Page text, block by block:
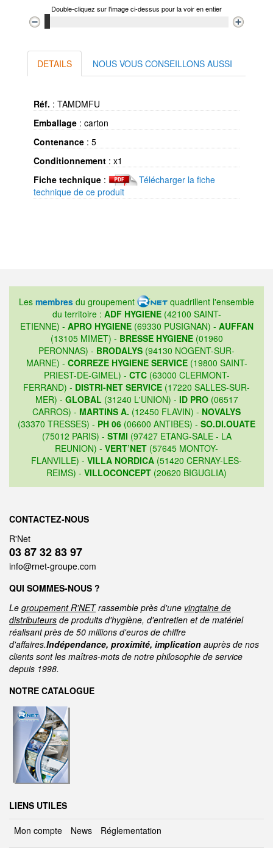
Double-cliquez sur l'image ci-dessus pour la voir en entier
DETAILS NOUS VOUS CONSEILLONS AUSSI
Réf. : TAMDMFU
Emballage : carton
Contenance : 5
Conditionnement : x1
Fiche technique :
Télécharger la fiche
technique de ce produit
Les membres du groupement
quadrillent l'ensemble
du territoire : ADF HYGIENE(42100 SAINT-
ETIENNE) - APRO HYGIENE(69330 PUSIGNAN) - AUFFAN
(13105 MIMET) - BRESSE HYGIENE(01960
PERONNAS) - BRODALYS (94130 NOGENT-SUR-
MARNE) - CORREZE HYGIENE SERVICE(19800 SAINT-
PRIEST-DE-GIMEL) - CTC(63000 CLERMONT-
FERRAND) - DISTRI-NET SERVICE (17220 SALLES-SUR-
MER) - GLOBAL (31240 L'UNION) - ID PRO(06517
CARROS) - MARTINS A. (12450 FLAVIN) - NOVALYS
(33370 TRESSES) - PH 06 (06600 ANTIBES) - SO.DI.OUATE
(75012 PARIS) - STMI (97427 ETANG-SALE - LA
REUNION) - VERT’NET (57645 MONTOY-
FLANVILLE) - VILLA NORDICA (51420 CERNAY-LES-
REIMS) - VILLOCONCEPT (20620 BIGUGLIA)
CONTACTEZ-NOUS
R'Net
03 87 32 83 97
info@rnet-groupe.com
QUI SOMMES-NOUS ?
Le groupement R'NETrassemble près d'une vingtaine de
distributeurs de produits d'hygiène, d'entretien et de matériel
réalisant près de 50 millions d'euros de chiffre
d'affaires.Indépendance, proximité, implication auprès de nos
clients sont les maîtres-mots de notre philosophie de service
depuis 1998.
NOTRE CATALOGUE
LIENS UTILES
Mon compte News Réglementation